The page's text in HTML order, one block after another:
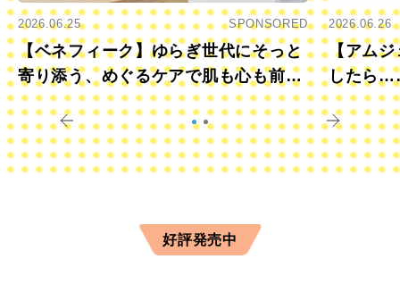
2026.06.25 SPONSORED
【ベネフィーク】ゆらぎ世代にそっと
寄り添う、めぐるケアで肌も心も前向
きに
2026.06.26
【アムジ
したら
すか？
好評発売中